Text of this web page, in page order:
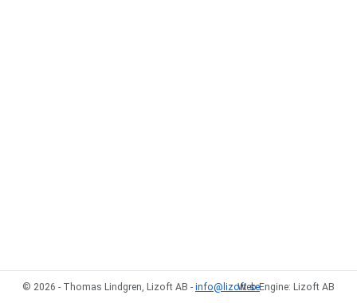
© 2026 - Thomas Lindgren, Lizoft AB - info@lizoft.seWeb Engine: Lizoft AB